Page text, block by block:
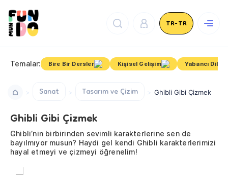
TR-TR
Temalar: Bire Bir Dersler Kişisel Gelişim Yabancı Dil
Sanat Tasarım ve Çizim Ghibli Gibi Çizmek
Ghibli Gibi Çizmek
Ghibli’nin birbirinden sevimli karakterlerine sen de
bayılmıyor musun? Haydi gel kendi Ghibli karakterlerimizi
hayal etmeyi ve çizmeyi öğrenelim!